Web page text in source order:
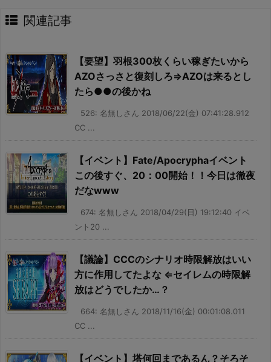
関連記事
【要望】羽根300枚くらい稼ぎたいから
AZOさっさと復刻しろ⇒AZOは来るとし
たら●●の後かね
526: 名無しさん 2018/06/22(金) 07:41:28.912
CC ...
【イベント】Fate/Apocryphaイベント
この後すぐ、20：00開始！！今日は徹夜
だなwww
674: 名無しさん 2018/04/29(日) 19:12:40 イベ
ント20 ...
【議論】CCCのシナリオ時限解放はいい
方に作用してたよな ⇐セイレムの時限解
放はどうでしたか…？
664: 名無しさん 2018/11/16(金) 00:01:08.011
CC ...
【イベント】塔何回まであるん？そろそ